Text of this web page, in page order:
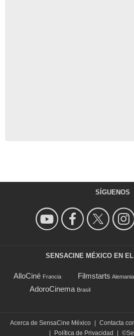
SÍGUENOS
SENSACINE MÉXICO EN
AlloCiné Francia Filmstarts Alemania
AdoroCinema Brasil
Acerca de SensaCine México Contacta
Política de Privacidad